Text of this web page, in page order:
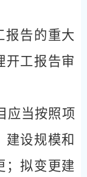
报告的重大
开工报告审
应当按照项
建设规模和
；拟变更建